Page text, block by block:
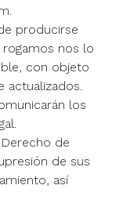
producirse
nos lo
con objeto
actualizados.
los
de
de sus
así